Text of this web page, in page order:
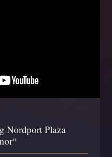
Nordport Plaza